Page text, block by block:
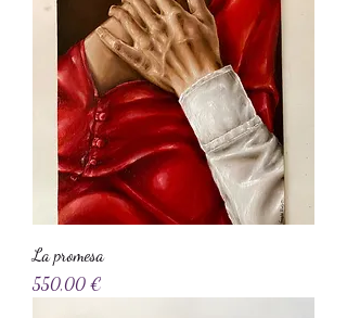
La promesa
Precio
550,00 €